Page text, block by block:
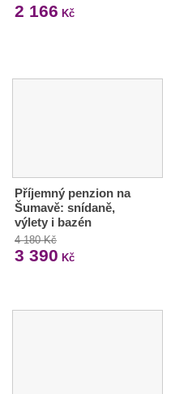
2 166 Kč
Příjemný penzion na
Šumavě: snídaně,
výlety i bazén
4 180 Kč
3 390 Kč